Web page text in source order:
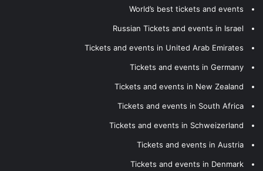
World’s best tickets and events
Russian Tickets and events in Israel
Tickets and events in United Arab Emirates
Tickets and events in Germany
Tickets and events in New Zealand
Tickets and events in South Africa
Tickets and events in Schweizerland
Tickets and events in Austria
Tickets and events in Denmark